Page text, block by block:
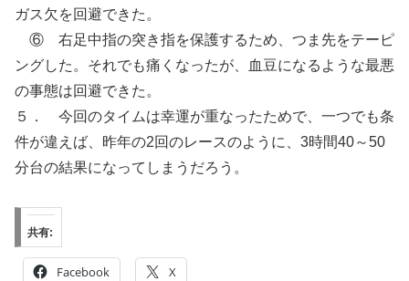
ガス欠を回避できた。
⑥ 右足中指の突き指を保護するため、つま先をテーピ
ングした。それでも痛くなったが、血豆になるような最悪
の事態は回避できた。
５． 今回のタイムは幸運が重なったためで、一つでも条
件が違えば、昨年の2回のレースのように、3時間40～50
分台の結果になってしまうだろう。
共有:
Facebook X